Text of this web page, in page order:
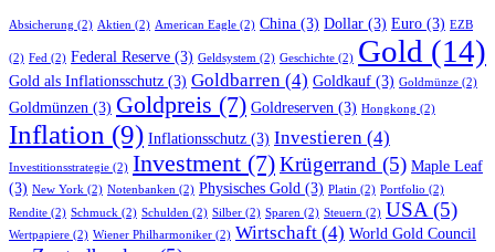
Absicherung (2) Aktien (2) American Eagle (2) China (3) Dollar (3) Euro (3) EZB
(2) Fed (2) Federal Reserve (3) Geldsystem (2) Geschichte (2) Gold (14)
Gold als Inflationsschutz (3) Goldbarren (4) Goldkauf (3) Goldmünze (2)
Goldmünzen (3) Goldpreis (7) Goldreserven (3) Hongkong (2)
Inflation (9) Inflationsschutz (3) Investieren (4)
Investitionsstrategie (2) Investment (7)Krügerrand (5) Maple Leaf
(3) New York (2) Notenbanken (2) Physisches Gold (3) Platin (2) Portfolio (2)
Rendite (2) Schmuck (2) Schulden (2) Silber (2) Sparen (2) Steuern (2) USA (5)
Wertpapiere (2) Wiener Philharmoniker (2) Wirtschaft (4) World Gold Council